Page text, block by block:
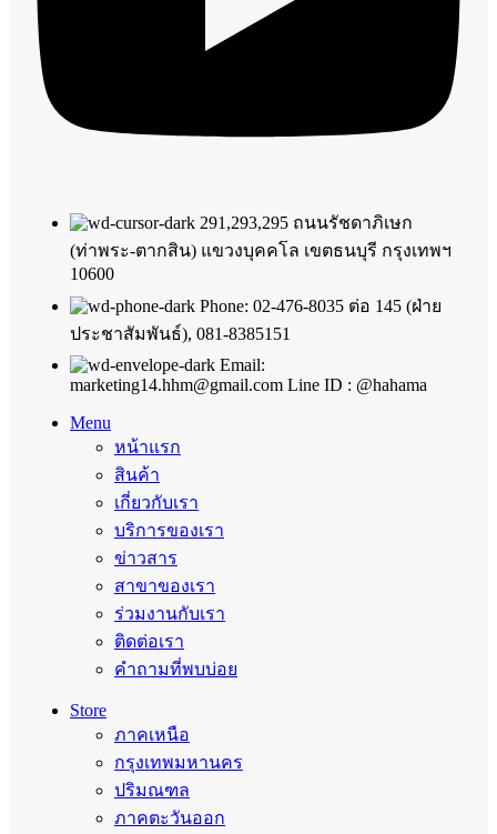
291,293,295 ถนนรัชดาภิเษก
(ท่าพระ-ตากสิน) แขวงบุคคโล เขตธนบุรี กรุงเทพฯ
10600
Phone: 02-476-8035 ต่อ 145 (ฝ่าย
ประชาสัมพันธ์), 081-8385151
Email:
marketing14.hhm@gmail.com Line ID : @hahama
Menu
หน้าแรก
สินค้า
เกี่ยวกับเรา
บริการของเรา
ข่าวสาร
สาขาของเรา
ร่วมงานกับเรา
ติดต่อเรา
คำถามที่พบบ่อย
Store
ภาคเหนือ
กรุงเทพมหานคร
ปริมณฑล
ภาคตะวันออก